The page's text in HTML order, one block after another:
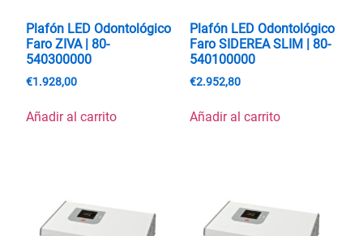
Plafón LED Odontológico
Faro ZIVA | 80-
540300000
€1.928,00
Añadir al carrito
Plafón LED Odontológico
Faro SIDEREA SLIM | 80-
540100000
€2.952,80
Añadir al carrito